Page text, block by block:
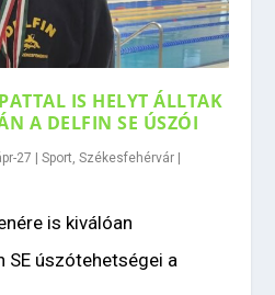
IS HELYT ÁLLTAK
A DELFIN SE ÚSZÓI
27 |Sport,Székesfehérvár
is kiválóan
SE úszótehetségei a